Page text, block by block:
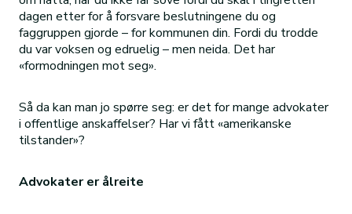
dagen etter for å forsvare beslutningene du og
faggruppen gjorde – for kommunen din. Fordi du trodde
du var voksen og edruelig – men neida. Det har
«formodningen mot seg».
Så da kan man jo spørre seg: er det for mange advokater
i offentlige anskaffelser? Har vi fått «amerikanske
tilstander»?
Advokater er ålreite